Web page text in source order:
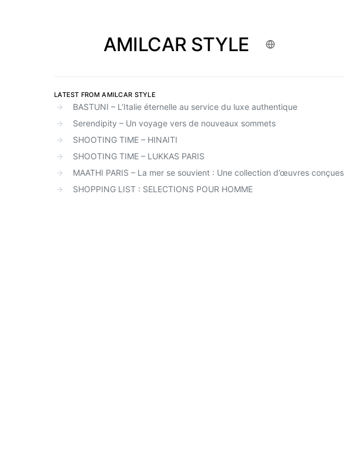
AMILCAR STYLE
LATEST FROM AMILCAR STYLE
BASTUNI – L’Italie éternelle au service du luxe authentique
Serendipity – Un voyage vers de nouveaux sommets
SHOOTING TIME – HINAITI
SHOOTING TIME – LUKKAS PARIS
MAATHI PARIS – La mer se souvient : Une collection d’œuvres
SHOPPING LIST : SELECTIONS POUR HOMME